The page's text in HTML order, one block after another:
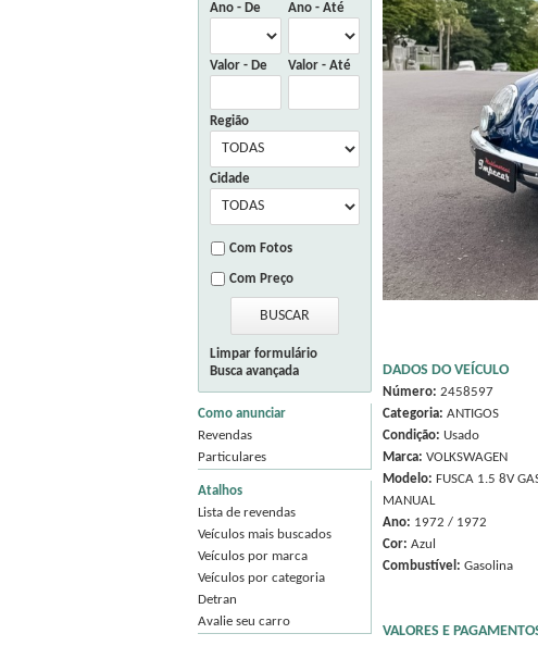
Ano - De Ano - Até
Valor - De Valor - Até
Região
Cidade
Com Fotos
Com Preço
Limpar formulário
Busca avançada
Como anunciar
Revendas
Particulares
Atalhos
Lista de revendas
Veículos mais buscados
Veículos por marca
Veículos por categoria
Detran
Avalie seu carro
DADOS DO VEÍCULO
Número: 2458597
Categoria: ANTIGOS
Condição: Usado
Marca: VOLKSWAGEN
Modelo: FUSCA 1.5 8V
MANUAL
Ano: 1972 / 1972
Cor: Azul
Combustível: Gasolina
VALORES E